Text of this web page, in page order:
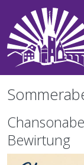
Direkt zum Inhalt
Bewirtung